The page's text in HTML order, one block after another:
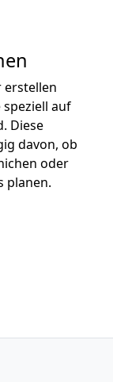
auf
Diese
davon, ob
oder
planen.